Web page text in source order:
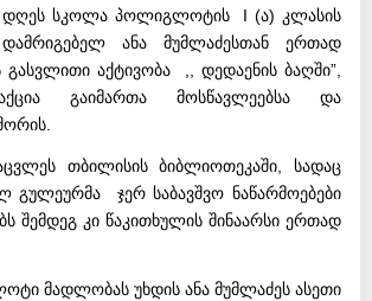
დღეს სკოლა პოლიგლოტის I (ა) კლასის
დამრიგებელ ანა მუმლაძესთან ერთად
გასვლითი აქტივობა ,, დედაენის ბაღში”,
გაიმართა მოსწავლეებსა და
თბილისის ბიბლიოთეკაში, სადაც
გულეურმა ჯერ საბავშვო ნაწარმოებები
შემდეგ კი წაკითხულის შინაარსი ერთად
მადლობას უხდის ანა მუმლაძეს ასეთი